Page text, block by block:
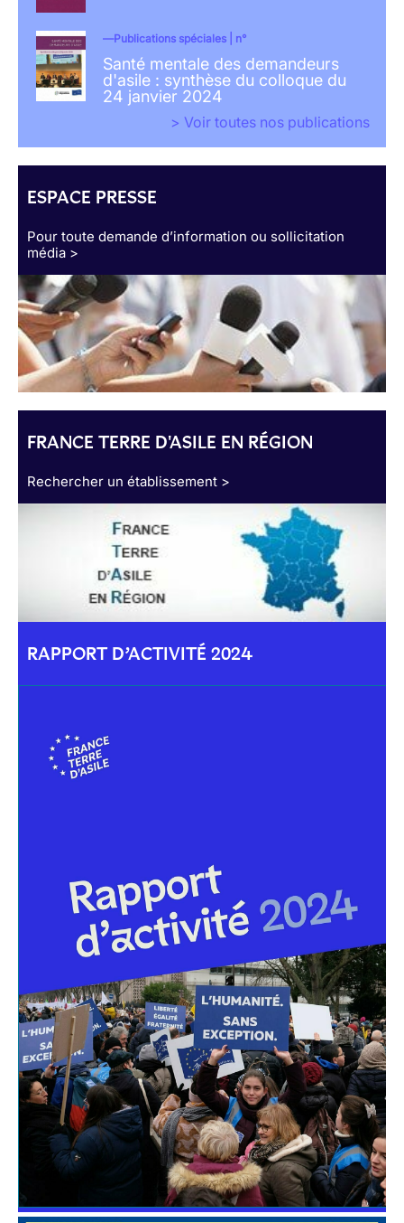
Publications spéciales | n°
Santé mentale des demandeurs
d'asile : synthèse du colloque du
24 janvier 2024
> Voir toutes nos publications
ESPACE PRESSE
Pour toute demande d’information ou sollicitation
média >
FRANCE TERRE D'ASILE EN RÉGION
Rechercher un établissement >
RAPPORT D’ACTIVITÉ 2024